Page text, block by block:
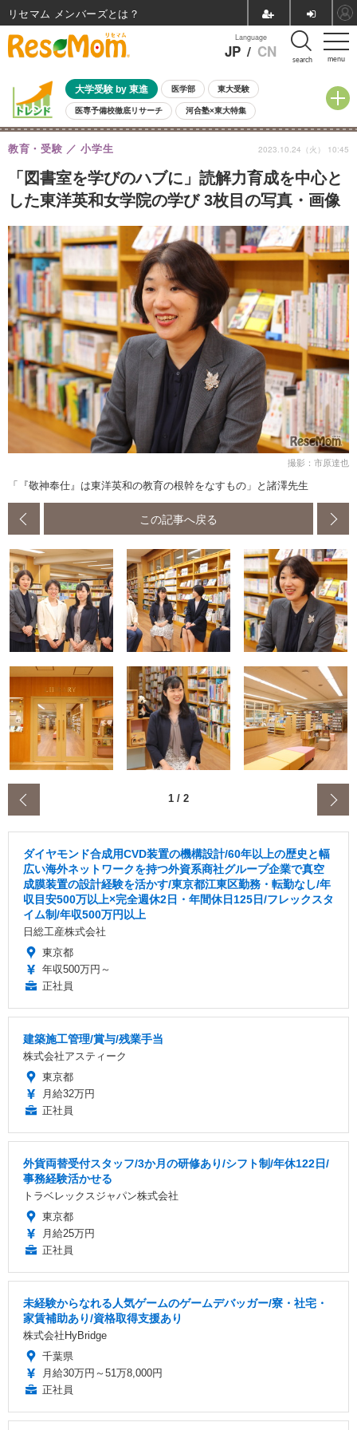
menu
Language
JP / CN search
大学受験 by 東進 医学部 東大受験
医専予備校徹底リサーチ 河合塾×東大特集
親子で考える大学選び 高校受験 中学受験 小学校受験
共通テスト 夏休み
8月開催イベント・WS 全国公立高校 過去問 人気記事
自由研究教材（小学生向け） 自由研究教材（中学生向け） ランキング
「図書室を学びのハブに」読解力育成を中心と
した東洋英和女学院の学び 3枚目の写真・画像
教育・受験 小学生 2023.10.24（火） 10:45
撮影：市原達也
「『敬神奉仕』は東洋英和の教育の根幹をなすもの」と諸澤先生
この記事へ戻る
1 / 2
ダイヤモンド合成用CVD装置の機構設計/60年以上の歴史と幅
広い海外ネットワークを持つ外資系商社グループ企業で真空
成膜装置の設計経験を活かす/東京都江東区勤務・転勤なし/年
収目安500万以上×完全週休2日・年間休日125日/フレックスタ
イム制/年収500万円以上
日総工産株式会社
東京都
年収500万円～
正社員
建築施工管理/賞与/残業手当
株式会社アスティーク
東京都
月給32万円
正社員
外貨両替受付スタッフ/3か月の研修あり/シフト制/年休122日/
事務経験活かせる
トラベレックスジャパン株式会社
東京都
月給25万円
正社員
未経験からなれる人気ゲームのゲームデバッガー/寮・社宅・
家賃補助あり/資格取得支援あり
株式会社HyBridge
千葉県
月給30万円～51万8,000円
正社員
リセマム メンバーズ